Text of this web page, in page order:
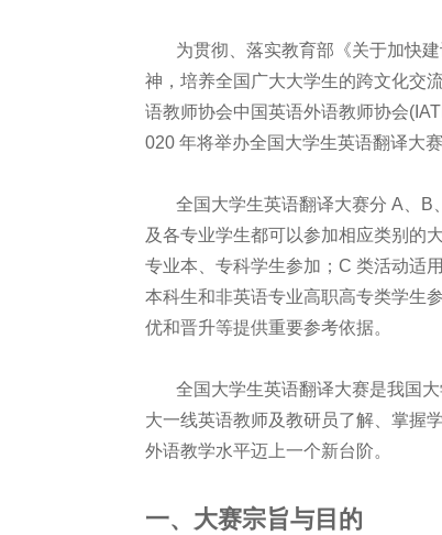
为贯彻、落实教育部《关于加快建
神，培养全国广大大学生的跨文化交
语教师协会中国英语外语教师协会
020 年将举办全国大学生英语翻译大赛
全国大学生英语翻译大赛分 A、B
及各专业学生都可以参加相应类别的
专业本、专科学生参加；C 类活动适
本科生和非英语专业高职高专类学生
优和晋升等提供重要参考依据。
全国大学生英语翻译大赛是我国大
大一线英语教师及教研员了解、掌握
外语教学水平迈上一个新台阶。
一、大赛宗旨与目的